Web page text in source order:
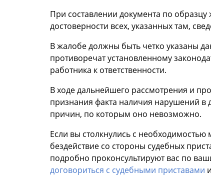
При составлении документа по
достоверности всех, указанных там,
В жалобе должны быть четко указаны
противоречат установленному
работника к ответственности.
В ходе дальнейшего рассмотрения и
признания факта наличия нарушений в
причин, по которым оно невозможно.
Если вы столкнулись с
бездействие со стороны судебных
подробно проконсультируют вас по
договориться с судебными приставами